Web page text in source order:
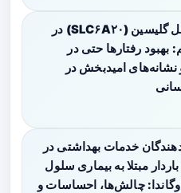
مهارگر جدیدِ ناقل گلیسین (SLC۶A۲۰) در
رفتارها حتی در
امیدبخش در
خدمات بهداشتی در
مبتلا به بیماری سلول
چالش‌ها، احساسات و